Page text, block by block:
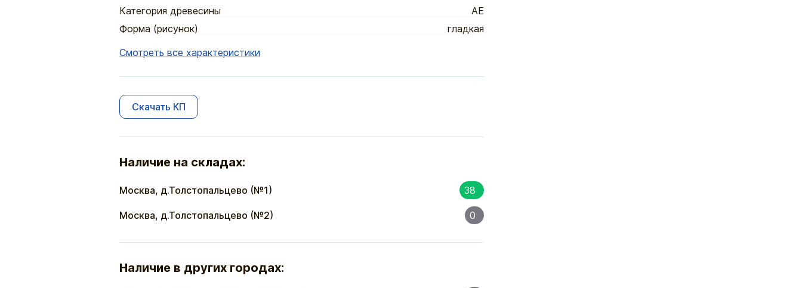
Категория древесины
АЕ
Форма (рисунок)
гладкая
Смотреть все характеристики
Скачать КП
Наличие на складах:
Москва, д.Толстопальцево (№1) 38
Москва, д.Толстопальцево (№2) 0
Наличие в других городах: